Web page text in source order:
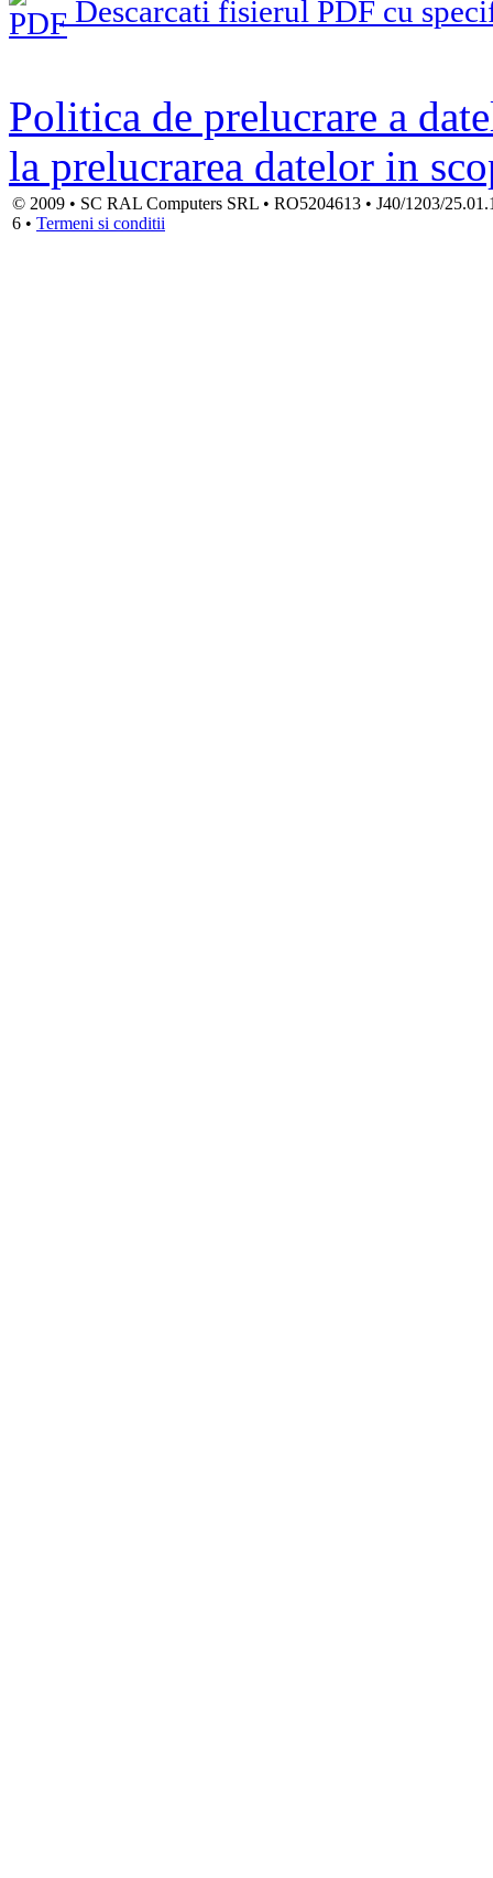
Descarcati fisierul PDF cu
Politica de prelucrare a
la prelucrarea datelor in
© 2009 • SC RAL Computers SRL • RO5204613 • J40/1203/
6 • Termeni si conditii